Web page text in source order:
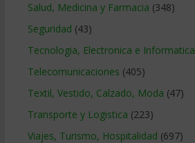
Salud, Medicina y Farmacia (348)
Seguridad (43)
Tecnologia, Electronica e Informatica
Telecomunicaciones (405)
Textil, Vestido, Calzado, Moda (47)
Transporte y Logistica (223)
Viajes, Turismo, Hospitalidad (697)